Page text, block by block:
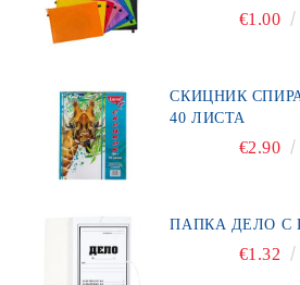
€1.00
СКИЦНИК СПИРАЛА ЛАРЕД 120ГР.
40 ЛИСТА
€2.90
€1.32